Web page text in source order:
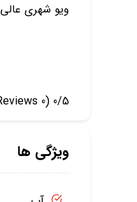
ویو شهری عالی
0/5
(0 Reviews)
ویژگی ها